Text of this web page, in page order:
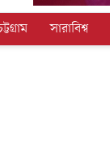
সারাবিশ্ব